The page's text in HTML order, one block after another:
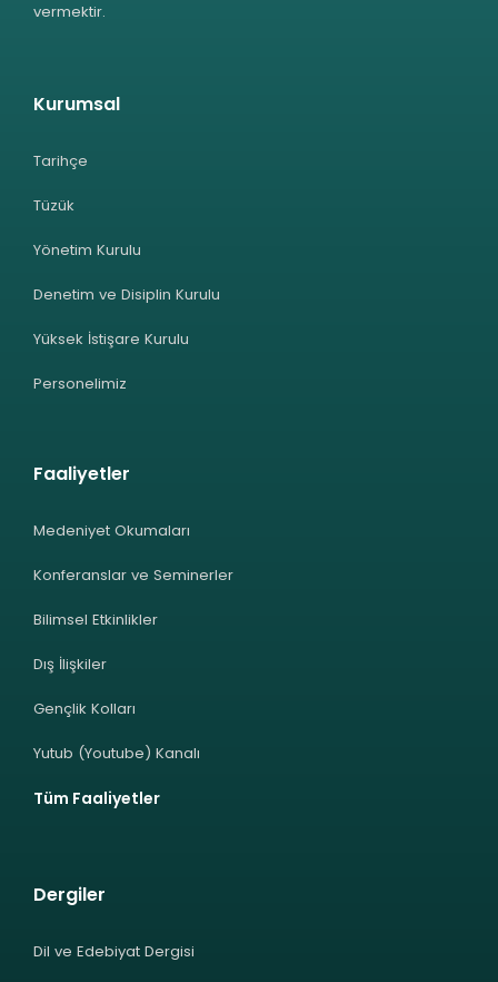
vermektir.
Kurumsal
Tarihçe
Tüzük
Yönetim Kurulu
Denetim ve Disiplin Kurulu
Yüksek İstişare Kurulu
Personelimiz
Faaliyetler
Medeniyet Okumaları
Konferanslar ve Seminerler
Bilimsel Etkinlikler
Dış İlişkiler
Gençlik Kolları
Yutub (Youtube) Kanalı
Tüm Faaliyetler
Dergiler
Dil ve Edebiyat Dergisi